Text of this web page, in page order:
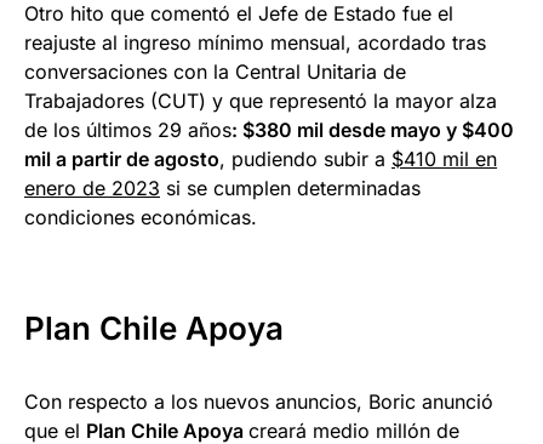
Otro hito que comentó el Jefe de Estado fue el
reajuste al ingreso mínimo mensual, acordado tras
conversaciones con la Central Unitaria de
Trabajadores (CUT) y que representó la mayor alza
de los últimos 29 años: $380 mil desde mayo y $400
mil a partir de agosto, pudiendo subir a $410 mil en
enero de 2023 si se cumplen determinadas
condiciones económicas.
Plan Chile Apoya
Con respecto a los nuevos anuncios, Boric anunció
que el Plan Chile Apoya creará medio millón de